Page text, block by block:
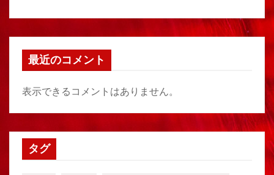
最近のコメント
表示できるコメントはありません。
タグ